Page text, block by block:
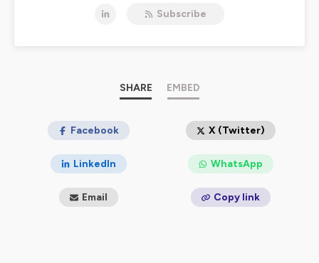
création à travers des conversations vivantes avec des
comment un métier passion devient une vocation,
comment on crée à deux, comment le design et
fabriquer.
Pop in est un podcast sur la création, l'art , le
design, l’artisanat d’art et les projets créatifs
Subscribe
SHARE EMBED
Facebook X (Twitter)
LinkedIn WhatsApp
Email Copy link